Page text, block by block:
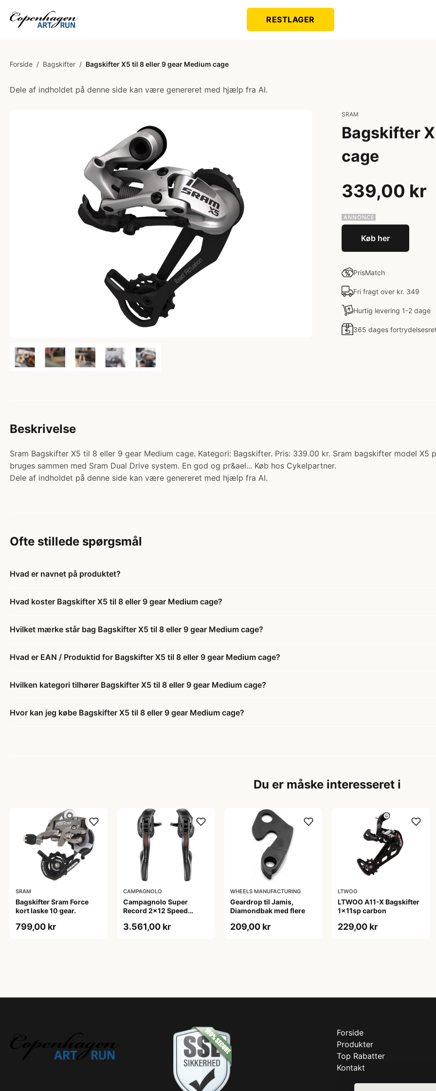
RESTLAGER
Forside / Bagskifter / Bagskifter X5 til 8 eller 9 gear Medium cage
Dele af indholdet på denne side kan være genereret med hjælp fra AI.
SRAM
Bagskifter
cage
339,00 kr
Køb her
PrisMatch
Fri fragt over kr. 349
Hurtig levering 1-2 dage
365 dages
Beskrivelse
Sram Bagskifter X5 til 8 eller 9 gear Medium cage. Kategori: Bagskifter. Pris: 339.00 kr. Sram bagskifter model X5
bruges sammen med Sram Dual Drive system. En god og pr&ael... Køb hos Cykelpartner.
Dele af indholdet på denne side kan være genereret med hjælp fra AI.
Ofte stillede spørgsmål
Hvad er navnet på produktet?
Hvad koster Bagskifter X5 til 8 eller 9 gear Medium cage?
Hvilket mærke står bag Bagskifter X5 til 8 eller 9 gear Medium cage?
Hvad er EAN / Produktid for Bagskifter X5 til 8 eller 9 gear Medium cage?
Hvilken kategori tilhører Bagskifter X5 til 8 eller 9 gear Medium cage?
Hvor kan jeg købe Bagskifter X5 til 8 eller 9 gear Medium cage?
Du er måske interesseret i
SRAM
Bagskifter Sram Force
kort laske 10 gear.
799,00 kr
CAMPAGNOLO
Campagnolo Super
Record 2x12 Speed
3.561,00 kr
WHEELS MANUFACTURING
Geardrop til Jamis,
Diamondbak med flere
209,00 kr
LTWOO
LTWOO A11-X Bagskifter
1x11sp carbon
229,00 kr
Forside
Produkter
Top Rabatter
Kontakt